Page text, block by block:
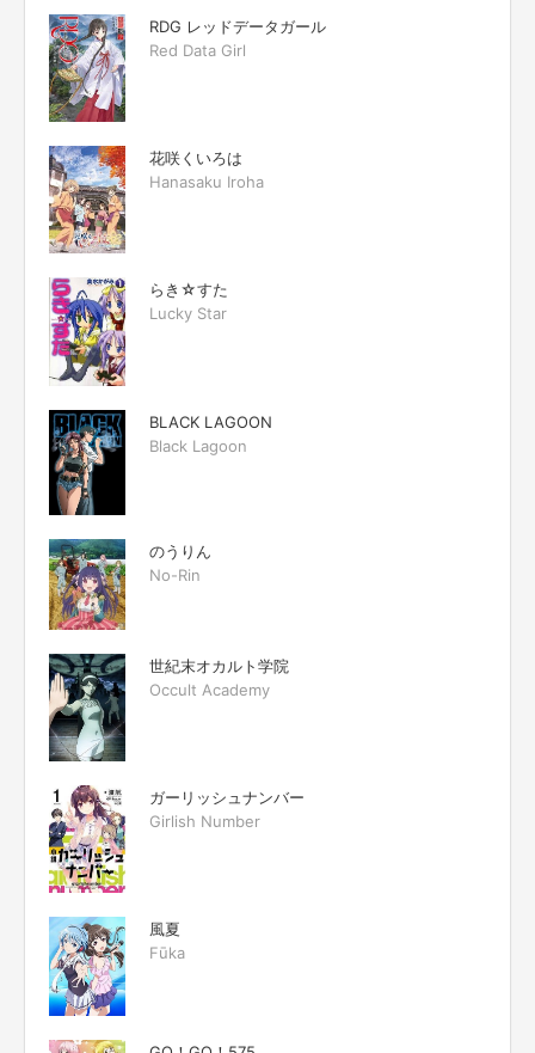
RDG レッドデータガール
Red Data Girl
花咲くいろは
Hanasaku Iroha
らき☆すた
Lucky Star
BLACK LAGOON
Black Lagoon
のうりん
No-Rin
世紀末オカルト学院
Occult Academy
ガーリッシュナンバー
Girlish Number
風夏
Fūka